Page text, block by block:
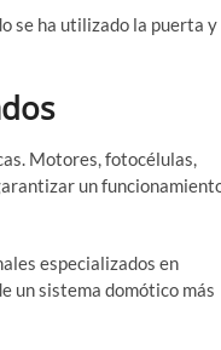
se ha utilizado la puerta y
Motores, fotocélulas,
un
especializados en
un sistema domótico más